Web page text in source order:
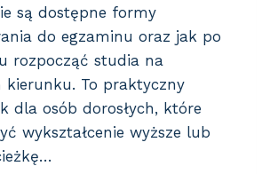
I
E
Z
N
I
M
I
A
są dostępne formy
do egzaminu oraz jak po
rozpocząć studia na
kierunku. To praktyczny
dla osób dorosłych, które
wykształcenie wyższe lub